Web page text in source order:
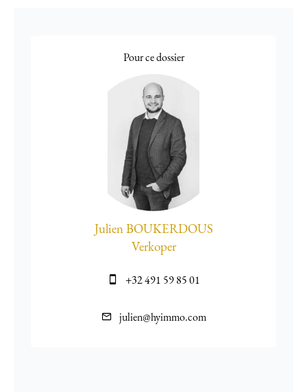
Pour ce dossier
Julien BOUKERDOUS
Verkoper
+32 491 59 85 01
julien@hyimmo.com